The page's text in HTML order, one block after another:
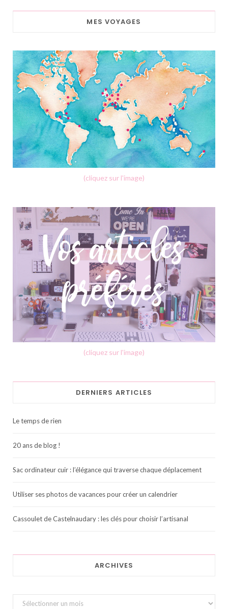
MES VOYAGES
(cliquez sur l'image)
(cliquez sur l'image)
DERNIERS ARTICLES
Le temps de rien
20 ans de blog !
Sac ordinateur cuir : l’élégance qui traverse chaque déplacement
Utiliser ses photos de vacances pour créer un calendrier
Cassoulet de Castelnaudary : les clés pour choisir l’artisanal
ARCHIVES
Archives